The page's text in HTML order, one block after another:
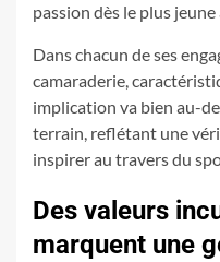
passion dès le plus jeune
Dans chacun de ses
camaraderie,
implication va bien au-
terrain, reflétant une
inspirer au travers du
Des valeurs
marquent une